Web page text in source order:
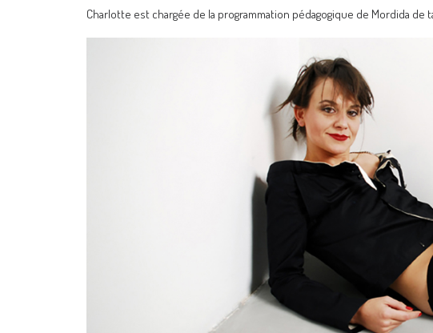
Charlotte est chargée de la programmation pédagogique de Mordida